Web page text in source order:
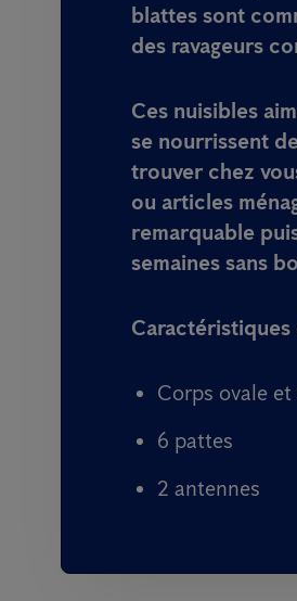
blattes sont
des ravageurs
Ces nuisibles
se nourrissent
trouver chez
ou articles
remarquable
semaines sans
Caractéristiques
Corps ovale
6 pattes
2 antennes